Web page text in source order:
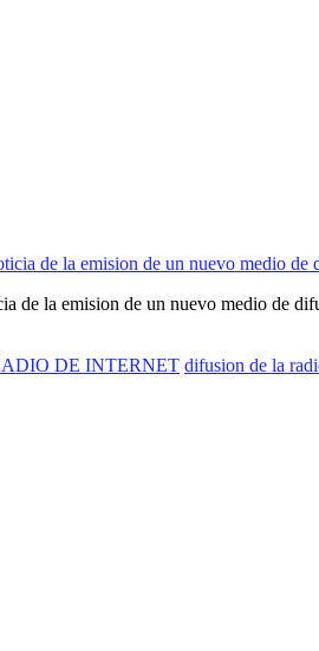
de la emision de un nuevo medio de
DE INTERNET difusion de la